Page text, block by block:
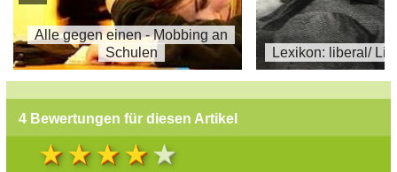
Alle gegen einen - Mobbing an
Schulen
Lexikon: liberal/
4 Bewertungen für diesen Artikel